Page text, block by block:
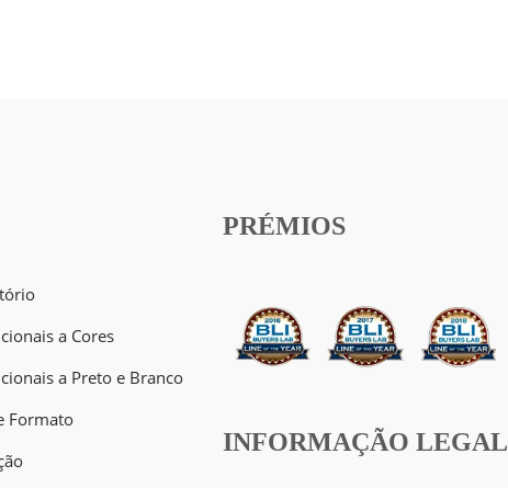
a Cores
a Preto e Branco
Formato
PRÉMIOS
INFORMAÇÃO LEGAL